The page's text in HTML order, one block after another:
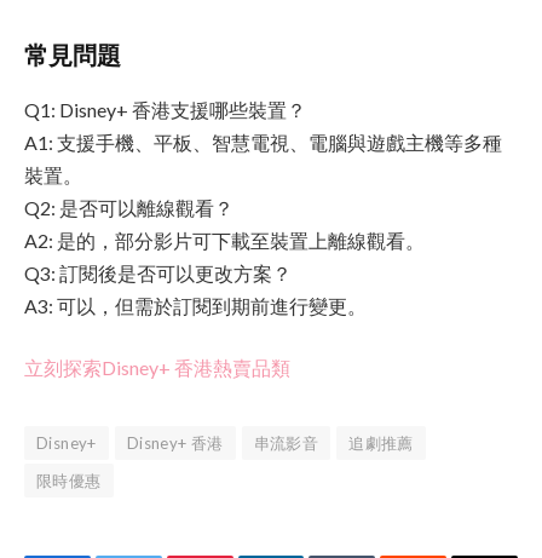
常見問題
Q1: Disney+ 香港支援哪些裝置？
A1: 支援手機、平板、智慧電視、電腦與遊戲主機等多種
裝置。
Q2: 是否可以離線觀看？
A2: 是的，部分影片可下載至裝置上離線觀看。
Q3: 訂閱後是否可以更改方案？
A3: 可以，但需於訂閱到期前進行變更。
立刻探索Disney+ 香港熱賣品類
Disney+ Disney+ 香港 串流影音
追劇推薦
限時優惠